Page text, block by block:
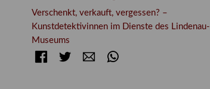
Verschenkt, verkauft, vergessen? –
Kunstdetektivinnen im Dienste des Lindenau-
Museums
FacebookTwitter E-mail